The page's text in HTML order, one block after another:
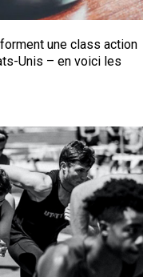
une class action
Unis – en voici les